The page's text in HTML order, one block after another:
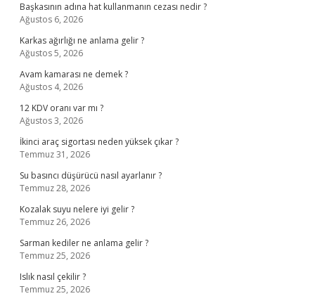
Başkasının adına hat kullanmanın cezası nedir ?
Ağustos 6, 2026
Karkas ağırlığı ne anlama gelir ?
Ağustos 5, 2026
Avam kamarası ne demek ?
Ağustos 4, 2026
12 KDV oranı var mı ?
Ağustos 3, 2026
İkinci araç sigortası neden yüksek çıkar ?
Temmuz 31, 2026
Su basıncı düşürücü nasıl ayarlanır ?
Temmuz 28, 2026
Kozalak suyu nelere iyi gelir ?
Temmuz 26, 2026
Sarman kediler ne anlama gelir ?
Temmuz 25, 2026
Islık nasıl çekilir ?
Temmuz 25, 2026